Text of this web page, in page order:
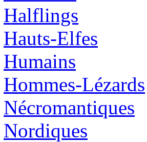
Halflings
Hauts-Elfes
Humains
Hommes-Lézards
Nécromantiques
Nordiques